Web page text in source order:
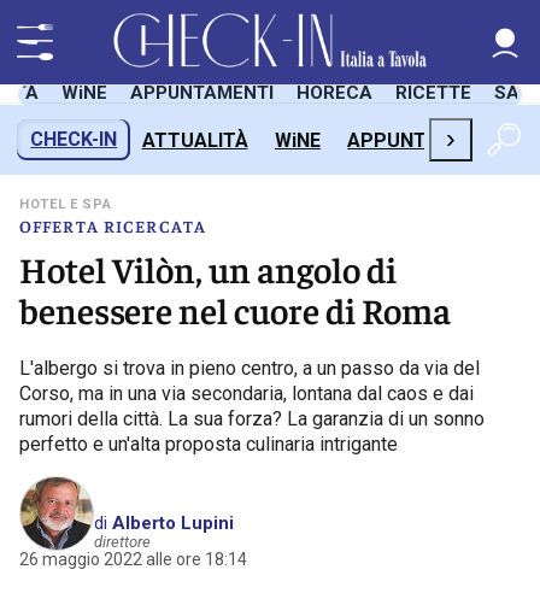
WiNE APPUNTAMENTI HORECA RICETTE
CHECK-IN ATTUALITÀ WiNE APPUNTAMENTI
›
OFFERTA RICERCATA
HOTEL E SPA
Hotel Vilòn, un angolo di
benessere nel cuore di Roma
L'albergo si trova in pieno centro, a un passo da via del
Corso, ma in una via secondaria, lontana dal caos e dai
rumori della città. La sua forza? La garanzia di un sonno
perfetto e un'alta proposta culinaria intrigante
di Alberto Lupini
direttore
26 maggio 2022 alle ore 18:14